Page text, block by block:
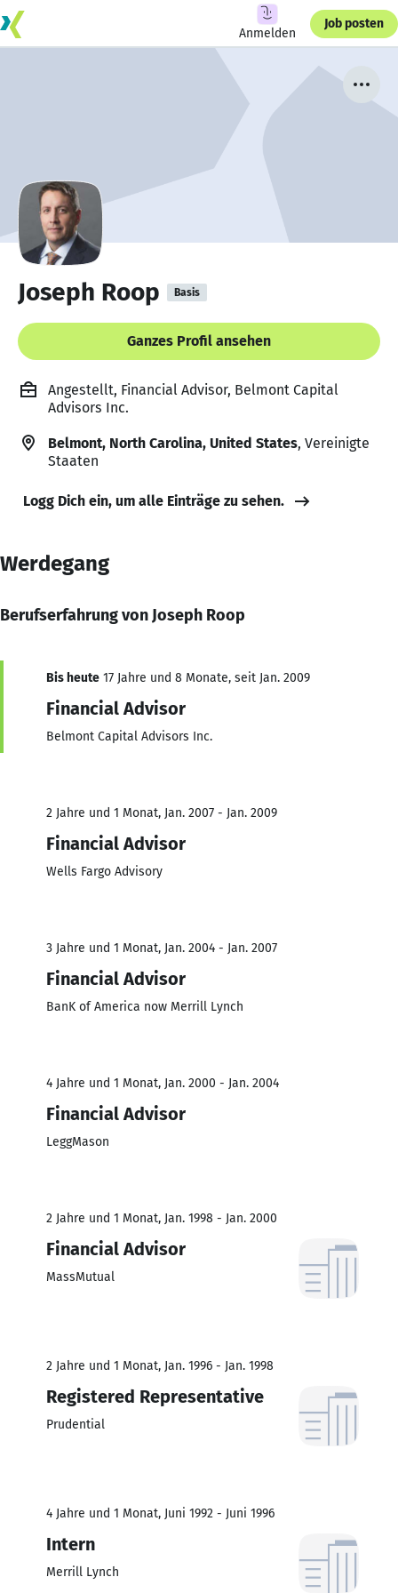
Anmelden
Job posten
Joseph Roop Basis
Ganzes Profil ansehen
Angestellt, Financial Advisor, Belmont Capital
Advisors Inc.
Belmont, North Carolina, United States, Vereinigte
Staaten
Logg Dich ein, um alle Einträge zu sehen.
Werdegang
Berufserfahrung von Joseph Roop
Bis heute 17 Jahre und 8 Monate, seit Jan. 2009
Financial Advisor
Belmont Capital Advisors Inc.
2 Jahre und 1 Monat, Jan. 2007 - Jan. 2009
Financial Advisor
Wells Fargo Advisory
3 Jahre und 1 Monat, Jan. 2004 - Jan. 2007
Financial Advisor
BanK of America now Merrill Lynch
4 Jahre und 1 Monat, Jan. 2000 - Jan. 2004
Financial Advisor
LeggMason
2 Jahre und 1 Monat, Jan. 1998 - Jan. 2000
Financial Advisor
MassMutual
2 Jahre und 1 Monat, Jan. 1996 - Jan. 1998
Registered Representative
Prudential
4 Jahre und 1 Monat, Juni 1992 - Juni 1996
Intern
Merrill Lynch